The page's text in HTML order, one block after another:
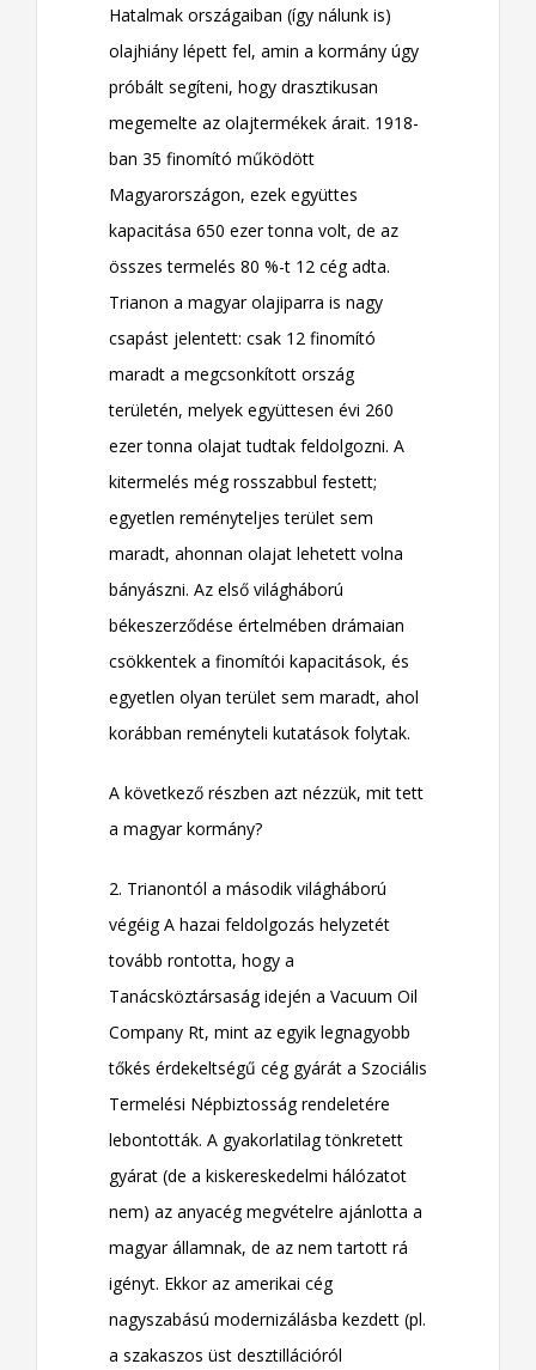
Hatalmak országaiban (így nálunk is)
olajhiány lépett fel, amin a kormány úgy
próbált segíteni, hogy drasztikusan
megemelte az olajtermékek árait. 1918-
ban 35 finomító működött
Magyarországon, ezek együttes
kapacitása 650 ezer tonna volt, de az
összes termelés 80 %-t 12 cég adta.
Trianon a magyar olajiparra is nagy
csapást jelentett: csak 12 finomító
maradt a megcsonkított ország
területén, melyek együttesen évi 260
ezer tonna olajat tudtak feldolgozni. A
kitermelés még rosszabbul festett;
egyetlen reményteljes terület sem
maradt, ahonnan olajat lehetett volna
bányászni. Az első világháború
békeszerződése értelmében drámaian
csökkentek a finomítói kapacitások, és
egyetlen olyan terület sem maradt, ahol
korábban reményteli kutatások folytak.
A következő részben azt nézzük, mit tett
a magyar kormány?
2. Trianontól a második világháború
végéig A hazai feldolgozás helyzetét
tovább rontotta, hogy a
Tanácsköztársaság idején a Vacuum Oil
Company Rt, mint az egyik legnagyobb
tőkés érdekeltségű cég gyárát a Szociális
Termelési Népbiztosság rendeletére
lebontották. A gyakorlatilag tönkretett
gyárat (de a kiskereskedelmi hálózatot
nem) az anyacég megvételre ajánlotta a
magyar államnak, de az nem tartott rá
igényt. Ekkor az amerikai cég
nagyszabású modernizálásba kezdett (pl.
a szakaszos üst desztillációról